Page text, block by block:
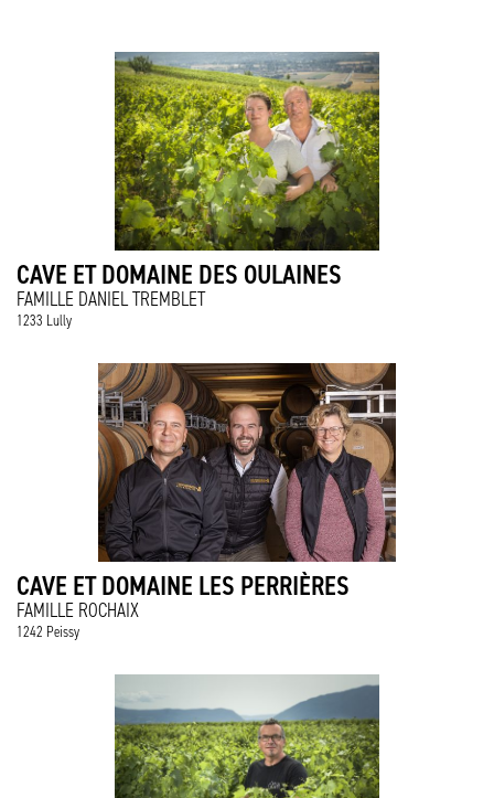
CAVE ET DOMAINE DES OULAINES
FAMILLE DANIEL TREMBLET
1233 Lully
CAVE ET DOMAINE LES PERRIÈRES
FAMILLE ROCHAIX
1242 Peissy